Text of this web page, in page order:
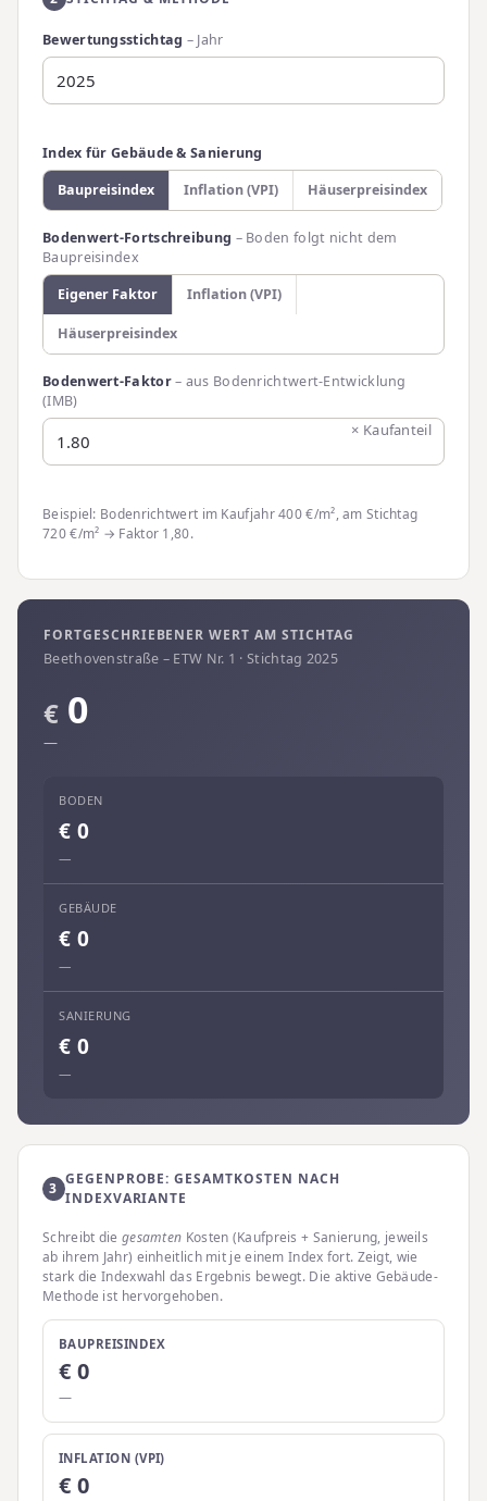
Bewertungsstichtag – Jahr
Index für Gebäude & Sanierung
Baupreisindex
Inflation (VPI) Häuserpreisindex
Bodenwert-Fortschreibung – Boden folgt nicht dem
Baupreisindex
Eigener Faktor
Inflation (VPI)
Häuserpreisindex
Bodenwert-Faktor– aus Bodenrichtwert-Entwicklung
(IMB)
× Kaufanteil
Beispiel: Bodenrichtwert im Kaufjahr 400 €/m², am Stichtag
720 €/m² → Faktor 1,80.
FORTGESCHRIEBENER WERT AM STICHTAG
Beethovenstraße – ETW Nr. 1 · Stichtag 2025
€ 0
—
BODEN
€ 0
—
GEBÄUDE
€ 0
—
SANIERUNG
€ 0
—
3
GEGENPROBE: GESAMTKOSTEN NACH
INDEXVARIANTE
Schreibt die gesamten Kosten (Kaufpreis + Sanierung, jeweils
ab ihrem Jahr) einheitlich mit je einem Index fort. Zeigt, wie
stark die Indexwahl das Ergebnis bewegt. Die aktive Gebäude-
Methode ist hervorgehoben.
BAUPREISINDEX
€ 0
—
INFLATION (VPI)
€ 0